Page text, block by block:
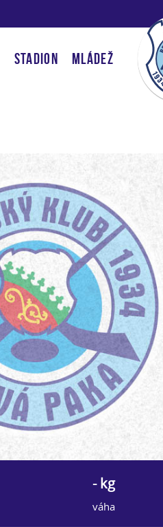
STADION MLÁDEŽ
- kg
váha